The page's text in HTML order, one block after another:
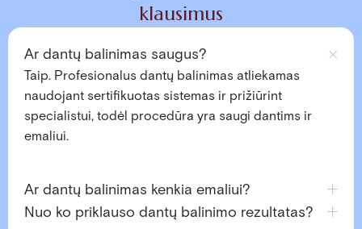
klausimus
Ar dantų balinimas saugus?
Taip. Profesionalus dantų balinimas atliekamas
naudojant sertifikuotas sistemas ir prižiūrint
specialistui, todėl procedūra yra saugi dantims ir
emaliui.
Ar dantų balinimas kenkia emaliui?
Nuo ko priklauso dantų balinimo rezultatas?